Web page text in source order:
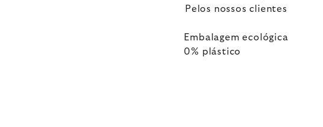
Pelos nossos clientes
Embalagem ecológica
0% plástico